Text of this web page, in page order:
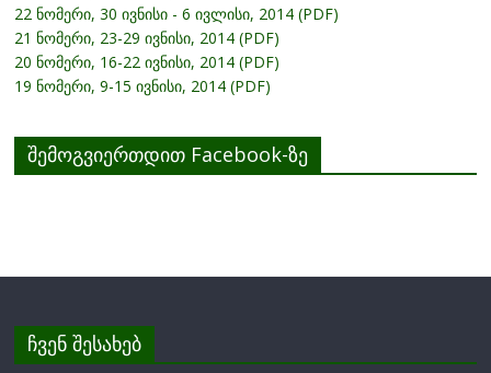
22 ნომერი, 30 ივნისი - 6 ივლისი, 2014 (PDF)
21 ნომერი, 23-29 ივნისი, 2014 (PDF)
20 ნომერი, 16-22 ივნისი, 2014 (PDF)
19 ნომერი, 9-15 ივნისი, 2014 (PDF)
შემოგვიერთდით Facebook-ზე
ჩვენ შესახებ